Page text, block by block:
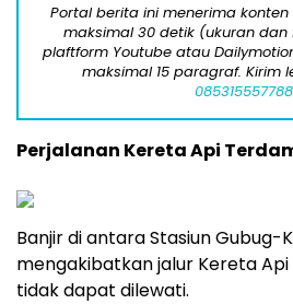
Portal berita ini menerima
maksimal 30 detik (ukuran
plaftform Youtube atau
maksimal 15 paragraf. Kirim
Perjalanan Kereta Api
Banjir di antara Stasiun
mengakibatkan jalur Kereta
tidak dapat dilewati.